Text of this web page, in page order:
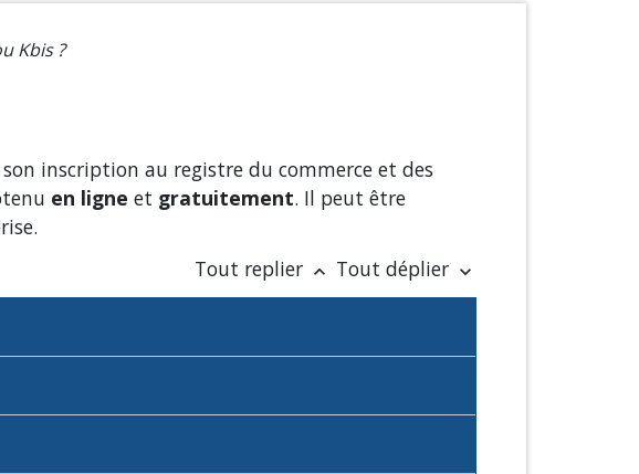
Kbis ?
inscription au registre du commerce et des
en ligne et gratuitement. Il peut être
Tout replier keyboard_arrow_up Tout déplier keyboard_arrow_down